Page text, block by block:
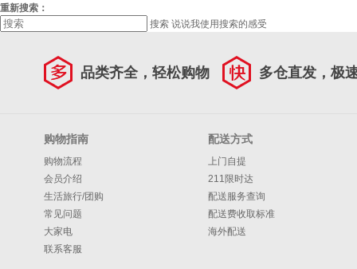
重新搜索：
搜索 说说我使用搜索的感受
品类齐全，轻松购物 多仓直发，极
购物指南
购物流程
会员介绍
生活旅行/团购
常见问题
大家电
联系客服
配送方式
上门自提
211限时达
配送服务查询
配送费收取标准
海外配送